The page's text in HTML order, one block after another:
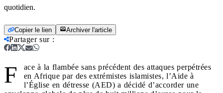
quotidien.
Copier le lien Archiver l'article
Partager sur:
F
ace à la flambée sans précédent des attaques perpétrées
en Afrique par des extrémistes islamistes, l’Aide à
l’Église en détresse (AED) a décidé d’accorder une